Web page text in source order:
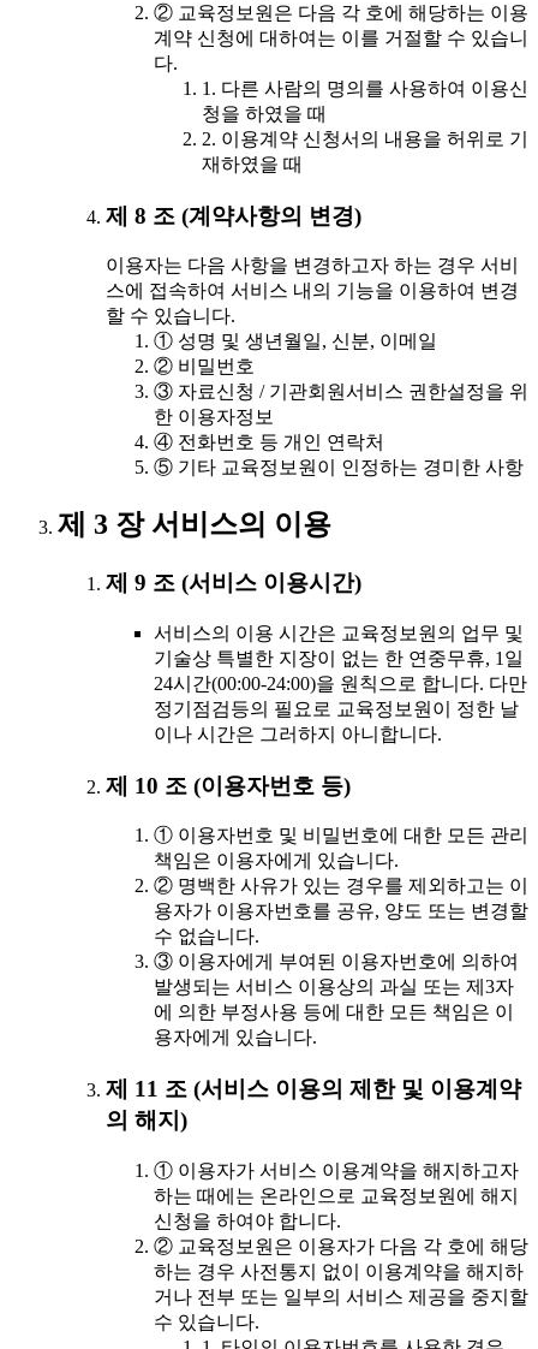
② 교육정보원은 다음 각 호에 해당하는 이용
계약 신청에 대하여는 이를 거절할 수 있습니
다.
1. 다른 사람의 명의를 사용하여 이용신
청을 하였을 때
2. 이용계약 신청서의 내용을 허위로 기
재하였을 때
제 8 조 (계약사항의 변경)
이용자는 다음 사항을 변경하고자 하는 경우 서비
스에 접속하여 서비스 내의 기능을 이용하여 변경
할 수 있습니다.
① 성명 및 생년월일, 신분, 이메일
② 비밀번호
③ 자료신청 / 기관회원서비스 권한설정을 위
한 이용자정보
④ 전화번호 등 개인 연락처
⑤ 기타 교육정보원이 인정하는 경미한 사항
제 3 장 서비스의 이용
제 9 조 (서비스 이용시간)
서비스의 이용 시간은 교육정보원의 업무 및
기술상 특별한 지장이 없는 한 연중무휴, 1일
24시간(00:00-24:00)을 원칙으로 합니다. 다만
정기점검등의 필요로 교육정보원이 정한 날
이나 시간은 그러하지 아니합니다.
제 10 조 (이용자번호 등)
① 이용자번호 및 비밀번호에 대한 모든 관리
책임은 이용자에게 있습니다.
② 명백한 사유가 있는 경우를 제외하고는 이
용자가 이용자번호를 공유, 양도 또는 변경할
수 없습니다.
③ 이용자에게 부여된 이용자번호에 의하여
발생되는 서비스 이용상의 과실 또는 제3자
에 의한 부정사용 등에 대한 모든 책임은 이
용자에게 있습니다.
제 11 조 (서비스 이용의 제한 및 이용계약
의 해지)
① 이용자가 서비스 이용계약을 해지하고자
하는 때에는 온라인으로 교육정보원에 해지
신청을 하여야 합니다.
② 교육정보원은 이용자가 다음 각 호에 해당
하는 경우 사전통지 없이 이용계약을 해지하
거나 전부 또는 일부의 서비스 제공을 중지할
수 있습니다.